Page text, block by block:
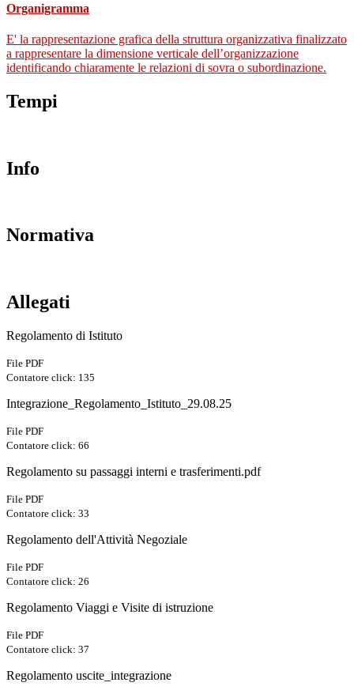
Organigramma
E' la rappresentazione grafica della struttura organizzativa finalizzato
a rappresentare la dimensione verticale dell’organizzazione
identificando chiaramente le relazioni di sovra o subordinazione.
Tempi
Info
Normativa
Allegati
Regolamento di Istituto
File PDF
Contatore click: 135
Integrazione_Regolamento_Istituto_29.08.25
File PDF
Contatore click: 66
Regolamento su passaggi interni e trasferimenti.pdf
File PDF
Contatore click: 33
Regolamento dell'Attività Negoziale
File PDF
Contatore click: 26
Regolamento Viaggi e Visite di istruzione
File PDF
Contatore click: 37
Regolamento uscite_integrazione